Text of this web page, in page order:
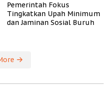
Pemerintah Fokus
Tingkatkan Upah Minimum
dan Jaminan Sosial Buruh